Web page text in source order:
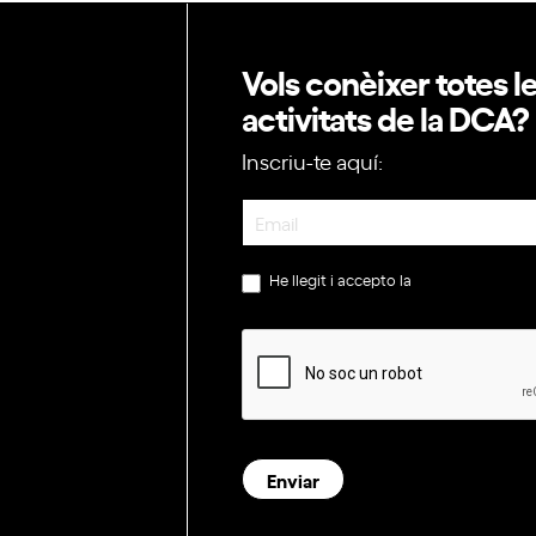
Vols conèixer totes
activitats de la DCA?
Inscriu-te aquí:
Newsletter
He llegit i accepto la
Enviar